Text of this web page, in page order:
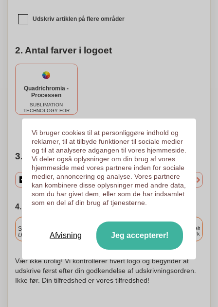
Udskriv artiklen på flere områder
2. Antal farver i logoet
Quadrichromia -
Processen
SUBLIMATION
TECHNOLOGY FOR
MUGS 2 SIDES
Brug for hjælp? Hjælp mig med at vælge
3. Vælg mængden
4. Vælg forsendelsesdato
Inkluderet
Standard levering
Upload og godkend dine filer i morgen før 9:30.
Levering overalt
i Danmark
Vær ikke urolig! Vi kontrollerer hvert logo og begynder at
udskrive først efter din godkendelse af udskrivningsordren.
Ikke før. Din tilfredshed er vores tilfredshed!
Vi bruger cookies til at personliggøre indhold og
reklamer, til at tilbyde funktioner til sociale medier
og til at analysere adgangen til vores hjemmeside.
Vi deler også oplysninger om din brug af vores
hjemmeside med vores partnere inden for sociale
medier, annoncering og analyse. Vores partnere
kan kombinere disse oplysninger med andre data,
som du har givet dem, eller som de har indsamlet
som en del af din brug af tjenesterne.
Afvisning Jeg accepterer!